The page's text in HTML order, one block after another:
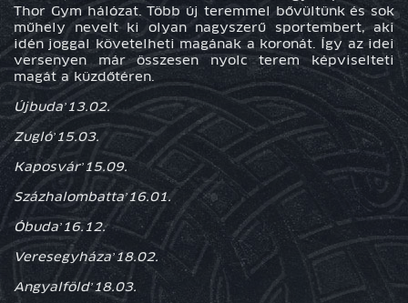
Thor Gym hálózat. Több új teremmel bővültünk és sok
műhely nevelt ki olyan nagyszerű sportembert, aki
idén joggal követelheti magának a koronát. Így az idei
versenyen már összesen nyolc terem képviselteti
magát a küzdőtéren.
Újbuda’13.02.
Zugló’15.03.
Kaposvár’15.09.
Százhalombatta’16.01.
Óbuda’16.12.
Veresegyháza’18.02.
Angyalföld’18.03.